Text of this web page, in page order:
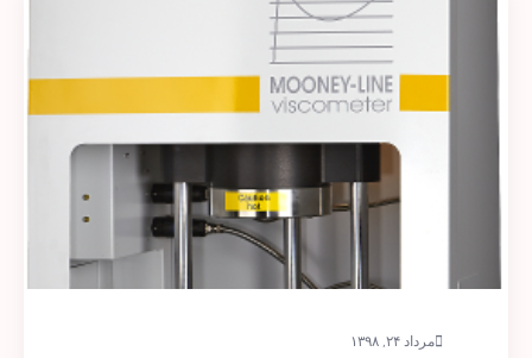
مرداد ۲۴, ۱۳۹۸